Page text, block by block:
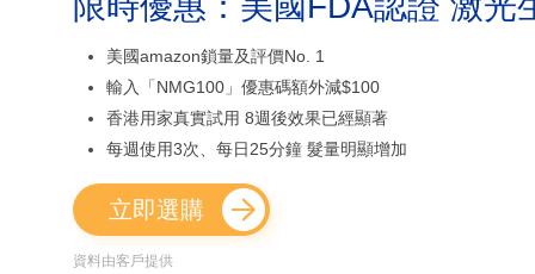
美國amazon鎖量及評價No. 1
輸入「NMG100」優惠碼額外減$100
香港用家真實試用 8週後效果已經顯著
每週使用3次、每日25分鐘 髮量明顯增加
立即選購
資料由客戶提供